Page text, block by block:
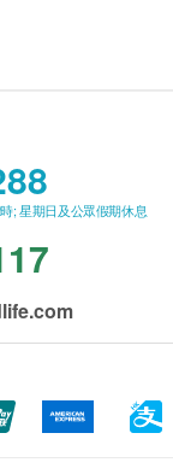
BODY)
概不負責。一
服務之體檢中心或
; 星期日及公眾假期休息